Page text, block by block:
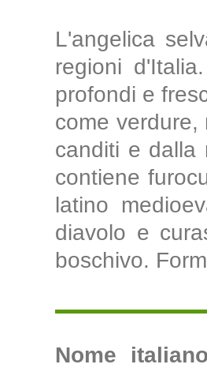
L'angelica
regioni
profondi e
come
canditi e dalla
contiene
latino
diavolo e
boschivo.
Nome